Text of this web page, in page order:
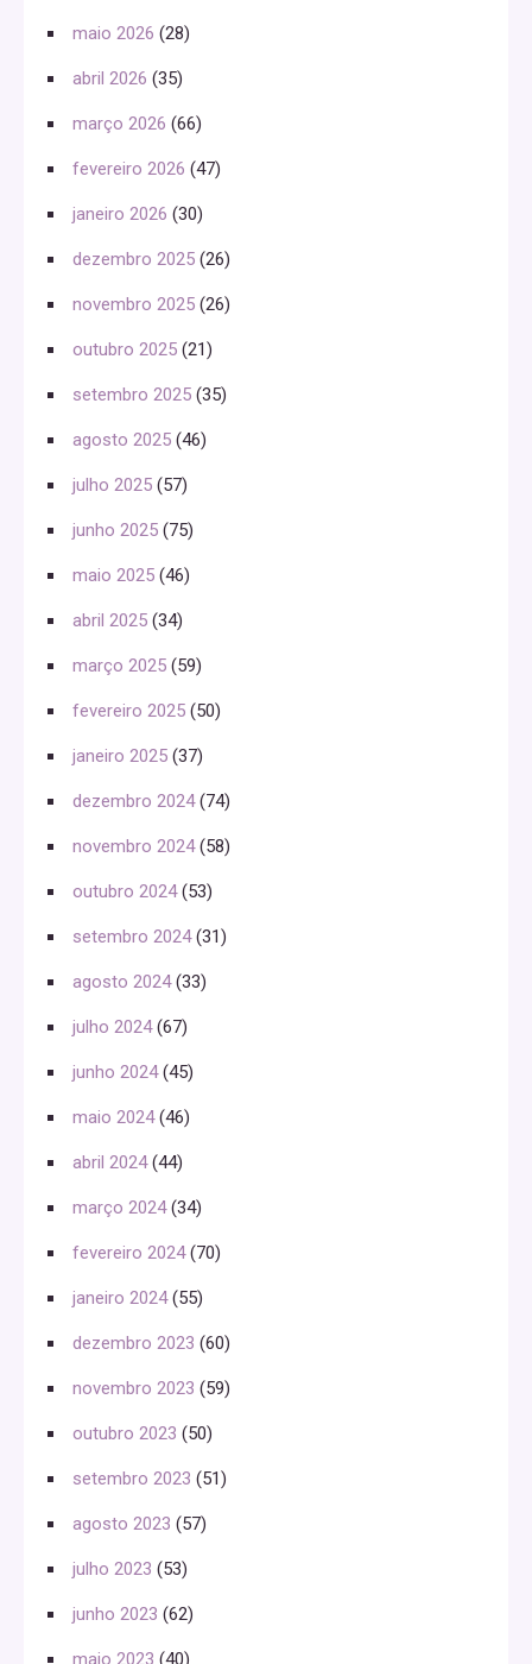
maio 2026 (28)
abril 2026 (35)
março 2026 (66)
fevereiro 2026 (47)
janeiro 2026 (30)
dezembro 2025 (26)
novembro 2025 (26)
outubro 2025 (21)
setembro 2025 (35)
agosto 2025 (46)
julho 2025 (57)
junho 2025 (75)
maio 2025 (46)
abril 2025 (34)
março 2025 (59)
fevereiro 2025 (50)
janeiro 2025 (37)
dezembro 2024(74)
novembro 2024(58)
outubro 2024(53)
setembro 2024(31)
agosto 2024(33)
julho 2024(67)
junho 2024(45)
maio 2024(46)
abril 2024(44)
março 2024(34)
fevereiro 2024(70)
janeiro 2024(55)
dezembro 2023 (60)
novembro 2023 (59)
outubro 2023 (50)
setembro 2023 (51)
agosto 2023 (57)
julho 2023 (53)
junho 2023 (62)
maio 2023 (40)